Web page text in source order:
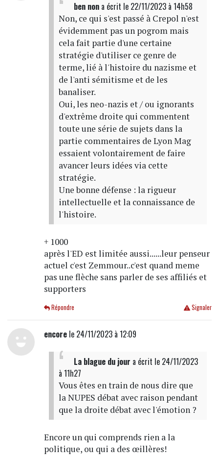
ben nona écrit le 22/11/2023 à 14h58
Non, ce qui s'est passé à Crepol n'est
évidemment pas un pogrom mais
cela fait partie d'une certaine
stratégie d'utiliser ce genre de
terme, lié à l'histoire du nazisme et
de l'anti sémitisme et de les
banaliser.
Oui, les neo-nazis et / ou ignorants
d'extrême droite qui commentent
toute une série de sujets dans la
partie commentaires de Lyon Mag
essaient volontairement de faire
avancer leurs idées via cette
stratégie.
Une bonne défense : la rigueur
intellectuelle et la connaissance de
l'histoire.
+ 1000
après l'ED est limitée aussi......leur penseur
actuel c'est Zemmour..c'est quand meme
pas une flèche sans parler de ses affiliés et
supporters
Signaler
Répondre
encorele 24/11/2023 à 12:09
La blague du jour a écrit le 24/11/2023
à 11h27
Vous êtes en train de nous dire que
la NUPES débat avec raison pendant
que la droite débat avec l'émotion ?
Encore un qui comprends rien a la
politique, ou qui a des œillères!